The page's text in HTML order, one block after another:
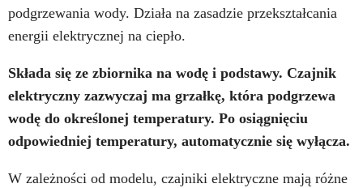
podgrzewania wody. Działa na zasadzie przekształcania
energii elektrycznej na ciepło.
Składa się ze zbiornika na wodę i podstawy. Czajnik
elektryczny zazwyczaj ma grzałkę, która podgrzewa
wodę do określonej temperatury. Po osiągnięciu
odpowiedniej temperatury, automatycznie się wyłącza.
W zależności od modelu, czajniki elektryczne mają różne